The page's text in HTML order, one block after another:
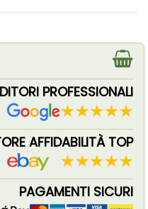
PROFESSIONALI
AFFIDABILITÀ TOP
PAGAMENTI SICURI